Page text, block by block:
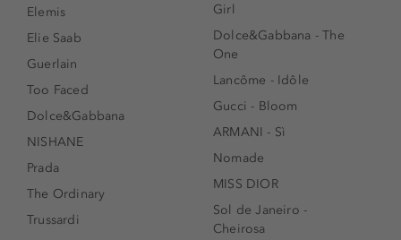
Elemis
Elie Saab
Guerlain
Too Faced
Dolce&Gabbana
NISHANE
Prada
The Ordinary
Trussardi
Girl
Dolce&Gabbana - The
One
Lancôme - Idôle
Gucci - Bloom
ARMANI - Sì
Nomade
MISS DIOR
Sol de Janeiro -
Cheirosa